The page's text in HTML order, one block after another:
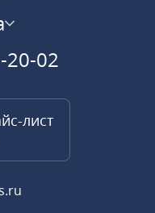
20-02
лист